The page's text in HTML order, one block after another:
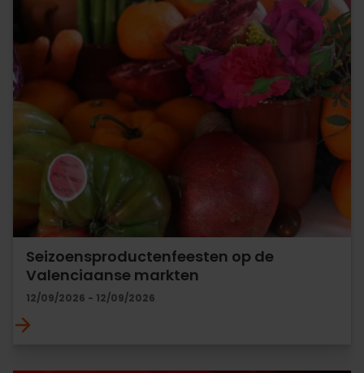
Seizoensproductenfeesten op de
Valenciaanse markten
12/09/2026 - 12/09/2026